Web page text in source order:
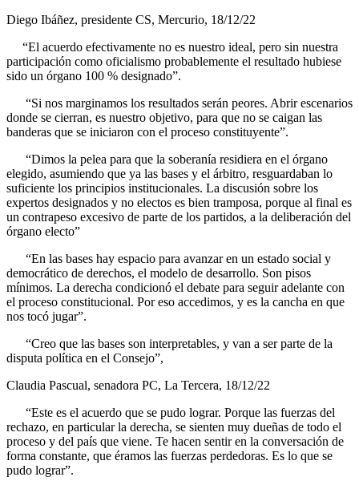
Diego Ibáñez, presidente CS, Mercurio, 18/12/22
“El acuerdo efectivamente no es nuestro ideal, pero sin nuestra
participación como oficialismo probablemente el resultado hubiese
sido un órgano 100 % designado”.
“Si nos marginamos los resultados serán peores. Abrir escenarios
donde se cierran, es nuestro objetivo, para que no se caigan las
banderas que se iniciaron con el proceso constituyente”.
“Dimos la pelea para que la soberanía residiera en el órgano
elegido, asumiendo que ya las bases y el árbitro, resguardaban lo
suficiente los principios institucionales. La discusión sobre los
expertos designados y no electos es bien tramposa, porque al final es
un contrapeso excesivo de parte de los partidos, a la deliberación del
órgano electo”
“En las bases hay espacio para avanzar en un estado social y
democrático de derechos, el modelo de desarrollo. Son pisos
mínimos. La derecha condicionó el debate para seguir adelante con
el proceso constitucional. Por eso accedimos, y es la cancha en que
nos tocó jugar”.
“Creo que las bases son interpretables, y van a ser parte de la
disputa política en el Consejo”,
Claudia Pascual, senadora PC, La Tercera, 18/12/22
“Este es el acuerdo que se pudo lograr. Porque las fuerzas del
rechazo, en particular la derecha, se sienten muy dueñas de todo el
proceso y del país que viene. Te hacen sentir en la conversación de
forma constante, que éramos las fuerzas perdedoras. Es lo que se
pudo lograr”.